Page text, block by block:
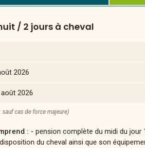
/ 2 jours à cheval
2026
2026
sauf cas de force majeure)
: - pension complète du midi du jour
du cheval ainsi que son